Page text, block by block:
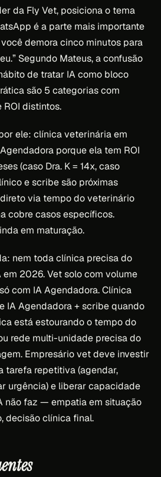
da Fly Vet, posiciona o tema
é a parte mais importante
demora cinco minutos para
Segundo Mateus, a confusão
de tratar IA como bloco
são 5 categorias com
ROI distintos.
ele: clínica veterinária em
porque ela tem ROI
(caso Dra. K = 14x, caso
e scribe são próximas
via tempo do veterinário
cobre casos específicos.
em maturação.
nem toda clínica precisa do
2026. Vet solo com volume
com IA Agendadora. Clínica
IA Agendadora + scribe quando
está estourando o tempo do
rede multi-unidade precisa do
Empresário vet deve investir
tarefa repetitiva (agendar,
urgência) e liberar capacidade
não faz — empatia em situação
decisão clínica final.